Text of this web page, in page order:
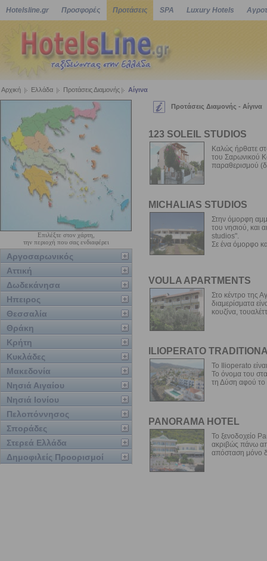
Hotelsline.gr Προσφορές Προτάσεις SPA Luxury Hotels
Αρχική Ελλάδα Προτάσεις Διαμονής Αίγινα
Επιλέξτε στον χάρτη,
την περιοχή που σας ενδιαφέρει
Αργοσαρωνικός
Αττική
Δωδεκάνησα
Ηπειρος
Θεσσαλία
Θράκη
Κρήτη
Κυκλάδες
Μακεδονία
Νησιά Αιγαίου
Νησιά Ιονίου
Πελοπόννησος
Σποράδες
Στερεά Ελλάδα
Δημοφιλείς Προορισμοί
Προτάσεις Διαμονής - Αίγινα
123 SOLEIL STUDIOS
Καλώς ήρθατε
του Σαρωνικού
παραθερισμού
MICHALIAS STUDIOS
Στην όμορφη
του νησιού, και
studios".
Σε ένα όμορφο
VOULA APARTMENTS
Στο κέντρο της
διαμερίσματα
κουζίνα,
ILIOPERATO
Το Ilioperato
Το όνομα του
τη Δύση αφού το
PANORAMA HOTEL
Το ξενοδοχείο
ακριβώς πάνω
απόσταση μόνο